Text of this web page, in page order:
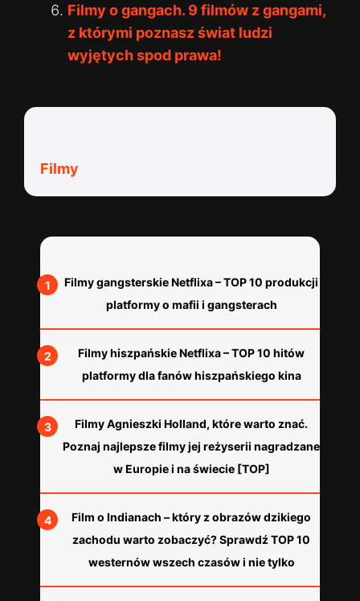
Filmy o gangach. 9 filmów z gangami,
z którymi poznasz świat ludzi
wyjętych spod prawa!
Filmy
Filmy gangsterskie Netflixa – TOP 10 produkcji
platformy o mafii i gangsterach
Filmy hiszpańskie Netflixa – TOP 10 hitów
platformy dla fanów hiszpańskiego kina
Filmy Agnieszki Holland, które warto znać.
Poznaj najlepsze filmy jej reżyserii nagradzane
w Europie i na świecie [TOP]
Film o Indianach – który z obrazów dzikiego
zachodu warto zobaczyć? Sprawdź TOP 10
westernów wszech czasów i nie tylko